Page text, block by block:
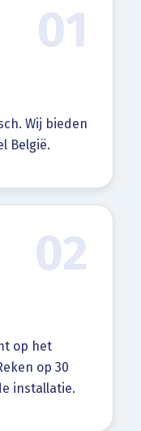
01
Wij bieden
België.
02
op het
op 30
installatie.